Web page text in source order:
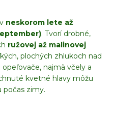
neskorom lete až
. Tvorí drobné,
ružovej až malinovej
plochých zhlukoch nad
najmä včely a
kvetné hlavy môžu
počas zimy.